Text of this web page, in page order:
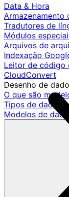
Data & Hora
Armazenamento
Tradutores de
Módulos
Arquivos de
Indexação
Leitor de código
CloudConvert
Desenho de
O que são
Tipos de dados
Modelos de dados